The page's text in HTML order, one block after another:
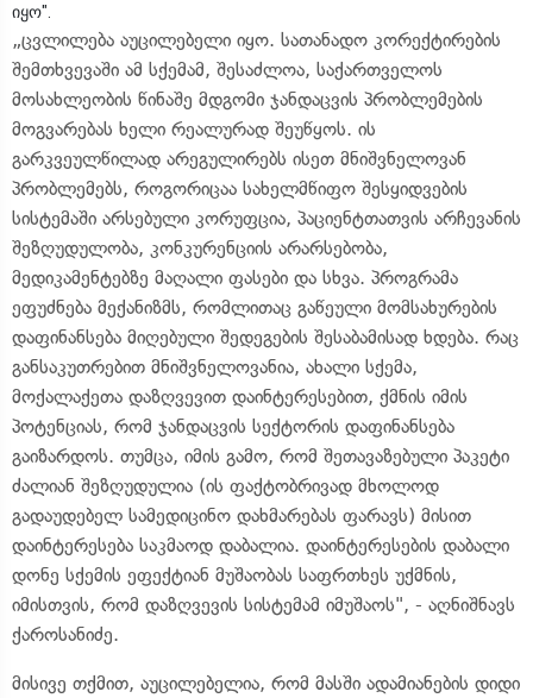
იყო".
„ცვლილება აუცილებელი იყო. სათანადო კორექტირების
შემთხვევაში ამ სქემამ, შესაძლოა, საქართველოს
მოსახლეობის წინაშე მდგომი ჯანდაცვის პრობლემების
მოგვარებას ხელი რეალურად შეუწყოს. ის
გარკვეულწილად არეგულირებს ისეთ მნიშვნელოვან
პრობლემებს, როგორიცაა სახელმწიფო შესყიდვების
სისტემაში არსებული კორუფცია, პაციენტთათვის არჩევანის
შეზღუდულობა, კონკურენციის არარსებობა,
მედიკამენტებზე მაღალი ფასები და სხვა. პროგრამა
ეფუძნება მექანიზმს, რომლითაც გაწეული მომსახურების
დაფინანსება მიღებული შედეგების შესაბამისად ხდება. რაც
განსაკუთრებით მნიშვნელოვანია, ახალი სქემა,
მოქალაქეთა დაზღვევით დაინტერესებით, ქმნის იმის
პოტენციას, რომ ჯანდაცვის სექტორის დაფინანსება
გაიზარდოს. თუმცა, იმის გამო, რომ შეთავაზებული პაკეტი
ძალიან შეზღუდულია (ის ფაქტობრივად მხოლოდ
გადაუდებელ სამედიცინო დახმარებას ფარავს) მისით
დაინტერესება საკმაოდ დაბალია. დაინტერესების დაბალი
დონე სქემის ეფექტიან მუშაობას საფრთხეს უქმნის,
იმისთვის, რომ დაზღვევის სისტემამ იმუშაოს", - აღნიშნავს
ქაროსანიძე.
მისივე თქმით, აუცილებელია, რომ მასში ადამიანების დიდი